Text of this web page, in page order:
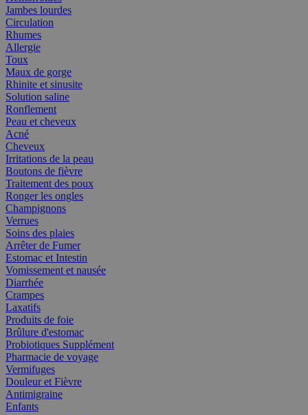
Jambes lourdes
Circulation
Rhumes
Allergie
Toux
Maux de gorge
Rhinite et sinusite
Solution saline
Ronflement
Peau et cheveux
Acné
Cheveux
Irritations de la peau
Boutons de fièvre
Traitement des poux
Ronger les ongles
Champignons
Verrues
Soins des plaies
Arrêter de Fumer
Estomac et Intestin
Vomissement et nausée
Diarrhée
Crampes
Laxatifs
Produits de foie
Brûlure d'estomac
Probiotiques Supplément
Pharmacie de voyage
Vermifuges
Douleur et Fièvre
Antimigraine
Enfants